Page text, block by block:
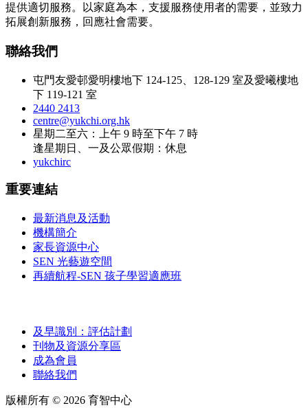
提供適切服務。以家庭為本，支援服務使用者的需要，並致力
拓展創新服務，回應社會需要。
聯絡我們
屯門友愛邨愛明樓地下 124-125、128-129 室及愛曦樓地
下 119-121 室
2440 2413
centre@yukchi.org.hk
星期二至六：上午 9 時至下午 7 時
逢星期日、一及公眾假期：休息
yukchirc
重要連結
最新消息及活動
機構簡介
家長資源中心
SEN 光藝遊空間
再續航程-SEN 孩子學習適應班
及早識別：評估計劃
刊物及資源分享區
成為會員
聯絡我們
版權所有 © 2026 育智中心